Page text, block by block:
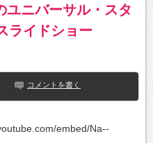
ニバーサル・スタ
ライドショー
コメントを書く
embed/Na--